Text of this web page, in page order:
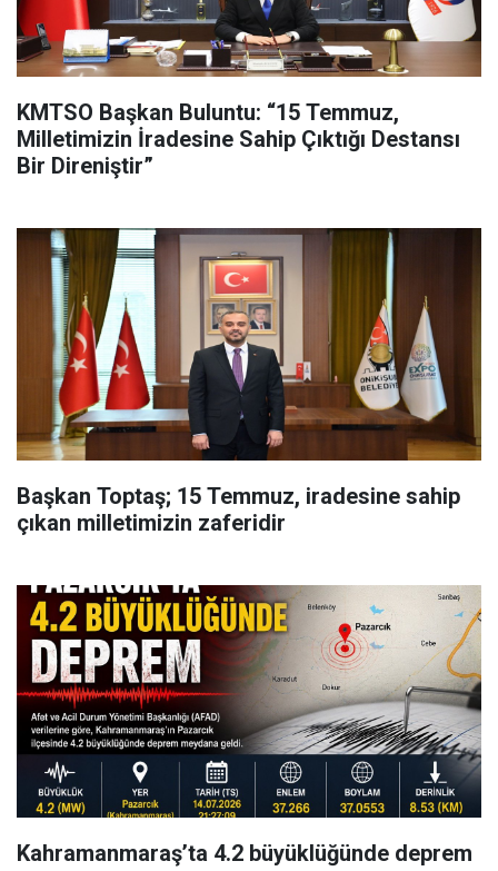
KMTSO Başkan Buluntu: “15 Temmuz,
Milletimizin İradesine Sahip Çıktığı Destansı
Bir Direniştir”
Başkan Toptaş; 15 Temmuz, iradesine sahip
çıkan milletimizin zaferidir
Kahramanmaraş’ta 4.2 büyüklüğünde deprem